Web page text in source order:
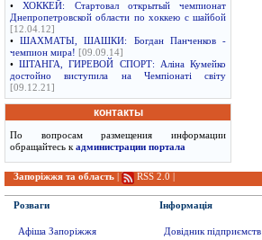
•ХОККЕЙ: Стартовал открытый чемпионат
Днепропетровской области по хоккею с шайбой
[12.04.12]
•ШАХМАТЫ, ШАШКИ: Богдан Панченков -
чемпион мира! [09.09.14]
•ШТАНГА, ГИРЕВОЙ СПОРТ: Аліна Кумейко
достойно виступила на Чемпіонаті світу
[09.12.21]
контакты
По вопросам размещения информации
обращайтесь к администрации портала
Запоріжжя та область RSS 2.0
Розваги
Афіша Запоріжжя
Інформація
Довідник підприємств